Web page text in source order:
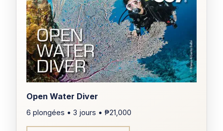
DURÉE
Open Water Diver
6 plongées • 3 jours • ₱21,000